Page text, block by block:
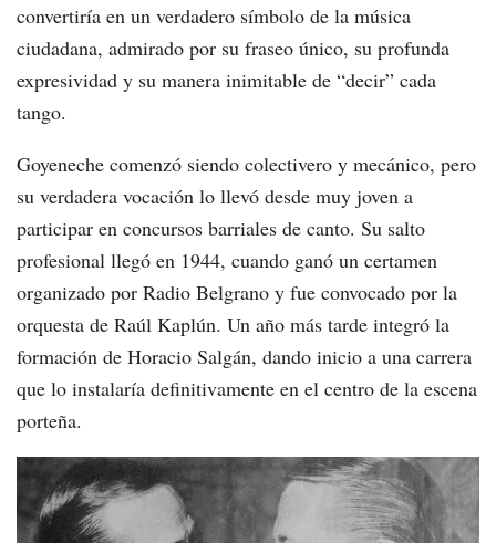
convertiría en un verdadero símbolo de la música
ciudadana, admirado por su fraseo único, su profunda
expresividad y su manera inimitable de “decir” cada
tango.
Goyeneche comenzó siendo colectivero y mecánico, pero
su verdadera vocación lo llevó desde muy joven a
participar en concursos barriales de canto. Su salto
profesional llegó en 1944, cuando ganó un certamen
organizado por Radio Belgrano y fue convocado por la
orquesta de Raúl Kaplún. Un año más tarde integró la
formación de Horacio Salgán, dando inicio a una carrera
que lo instalaría definitivamente en el centro de la escena
porteña.